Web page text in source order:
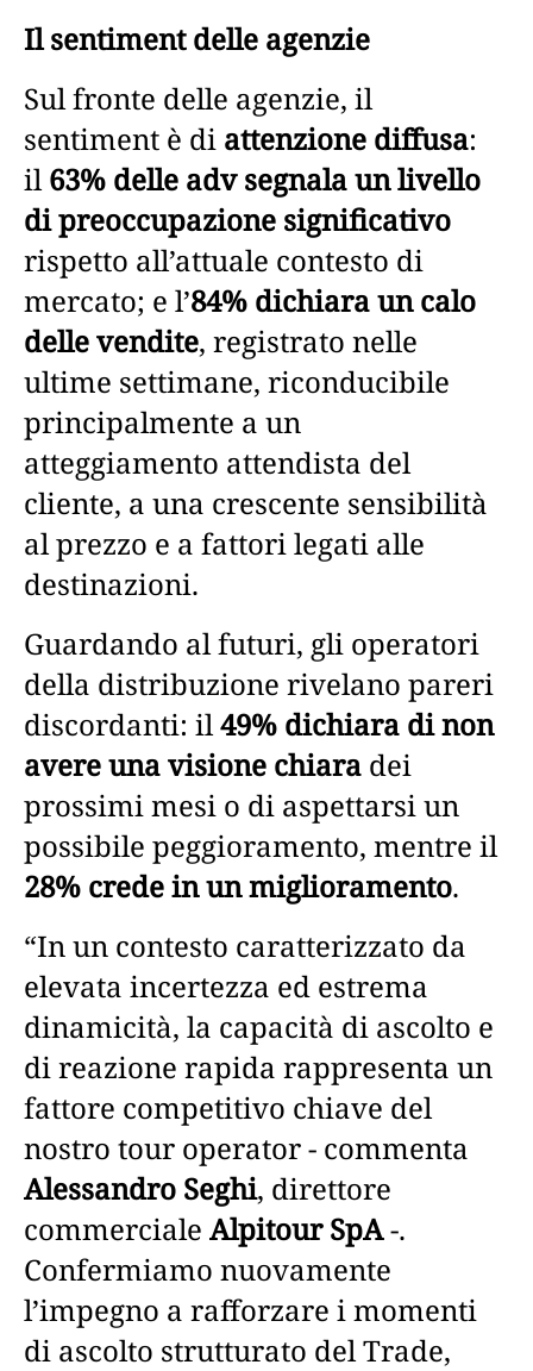
Il sentiment delle agenzie
Sul fronte delle agenzie, il
sentiment è di attenzione diffusa:
il63% delle adv segnala un livello
di preoccupazione significativo
rispetto all’attuale contesto di
mercato; e l’84% dichiara un calo
delle vendite, registrato nelle
ultime settimane, riconducibile
principalmente a un
atteggiamento attendista del
cliente, a una crescente sensibilità
al prezzo e a fattori legati alle
destinazioni.
Guardando al futuri, gli operatori
della distribuzione rivelano pareri
discordanti: il49% dichiara di non
avere una visione chiara dei
prossimi mesi o di aspettarsi un
possibile peggioramento, mentre il
28% crede in un miglioramento.
“In un contesto caratterizzato da
elevata incertezza ed estrema
dinamicità, la capacità di ascolto e
di reazione rapida rappresenta un
fattore competitivo chiave del
nostro tour operator - commenta
Alessandro Seghi, direttore
commerciale Alpitour SpA-.
Confermiamo nuovamente
l’impegno a rafforzare i momenti
di ascolto strutturato del Trade,